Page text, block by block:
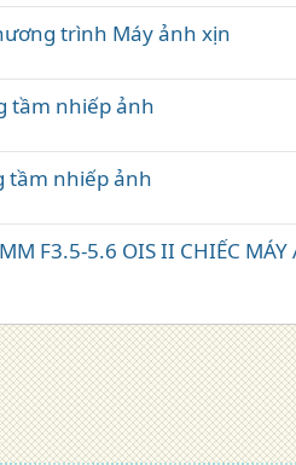
trình Máy ảnh xịn
tầm nhiếp ảnh
tầm nhiếp ảnh
F3.5-5.6 OIS II CHIẾC MÁY